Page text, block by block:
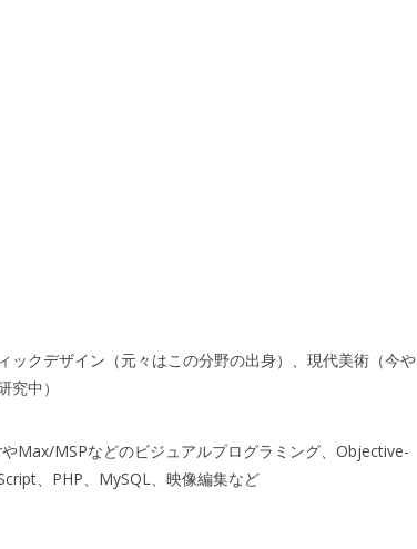
ックデザイン（元々はこの分野の出身）、現代美術（今や
中）
Max/MSPなどのビジュアルプログラミング、Objective-
、PHP、MySQL、映像編集など